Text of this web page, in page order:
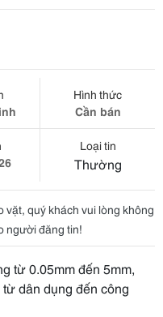
Hình thức
Cần bán
Loại tin
Thường
quý khách vui lòng không
người đăng tin!
từ 0.05mm đến 5mm,
dân dụng đến công